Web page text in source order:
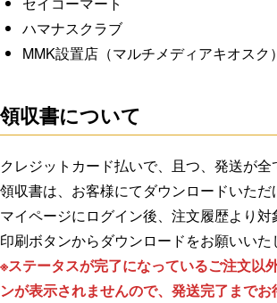
ハマナスクラブ
MMK設置店（マルチメディアキオスク）
領収書について
クレジットカード払いで、且つ、発送が
領収書は、お客様にてダウンロードいただ
マイページにログイン後、注文履歴より
印刷ボタンからダウンロードをお願いいた
※ステータスが完了になっているご注文以
ンが表示されませんので、発送完了まで